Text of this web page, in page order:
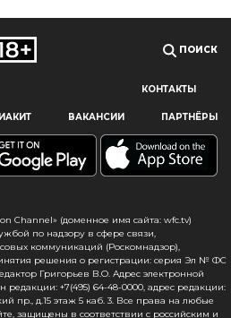
cookie и похожие технологии,
удобство
персонализированную
в области
согласие на использование
с настоящим уведомлением
файлов. Если вы не согласны
данный тип файлов,
образом установить
или не использовать сайт wfc.tv
ПОИСК
КОНТАКТЫ
ВАКАНСИИ ПАРТНЁРЫ
Channel» (доменное имя сайта: wfc.tv)
по надзору в сфере связи,
коммуникаций (Роскомнадзор),
решения о регистрации: серия Эл № ФС
Григорьев В.О. Адрес электронной
редакции: +7(495) 64-48-0000, адрес редакции:
пр., д.15 этаж 5 каб. 3. Все права на любые
защищены в соответствии с российским и